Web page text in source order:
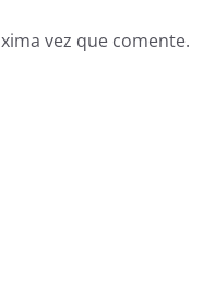
vez que comente.